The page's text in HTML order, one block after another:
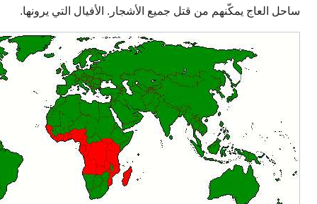
ساحل العاج يمكّنهم من قتل جميع الأشجار. الأفيال التي يرونها.